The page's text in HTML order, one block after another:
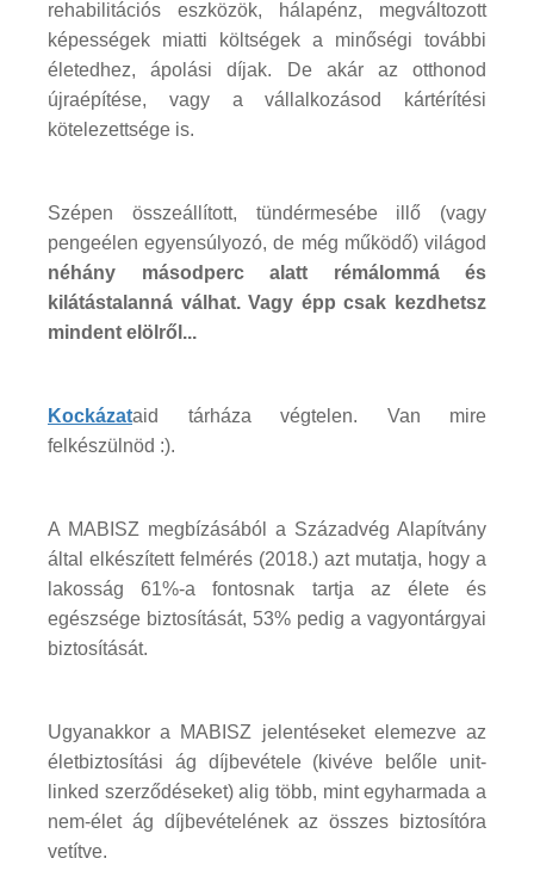
rehabilitációs eszközök, hálapénz, megváltozott
képességek miatti költségek a minőségi további
életedhez, ápolási díjak. De akár az otthonod
újraépítése, vagy a vállalkozásod kártérítési
kötelezettsége is.
Szépen összeállított, tündérmesébe illő (vagy
pengeélen egyensúlyozó, de még működő) világod
néhány másodperc alatt rémálommá és
kilátástalanná válhat. Vagy épp csak kezdhetsz
mindent elölről...
Kockázataid tárháza végtelen. Van mire
felkészülnöd :).
A MABISZ megbízásából a Századvég Alapítvány
által elkészített felmérés (2018.) azt mutatja, hogy a
lakosság 61%-a fontosnak tartja az élete és
egészsége biztosítását, 53% pedig a vagyontárgyai
biztosítását.
Ugyanakkor a MABISZ jelentéseket elemezve az
életbiztosítási ág díjbevétele (kivéve belőle unit-
linked szerződéseket) alig több, mint egyharmada a
nem-élet ág díjbevételének az összes biztosítóra
vetítve.